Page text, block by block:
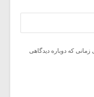
که دوباره دیدگاهی